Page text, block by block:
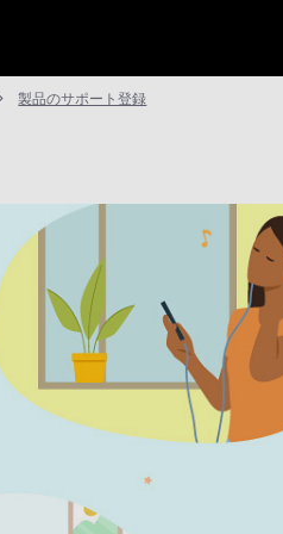
製品のサポート登録